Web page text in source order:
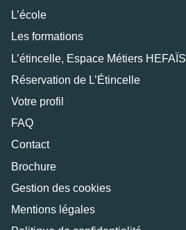
L’école
Les formations
L’étincelle, Espace Métiers HEFAÏS
Réservation de L’Étincelle
Votre profil
FAQ
Contact
Brochure
Gestion des cookies
Mentions légales